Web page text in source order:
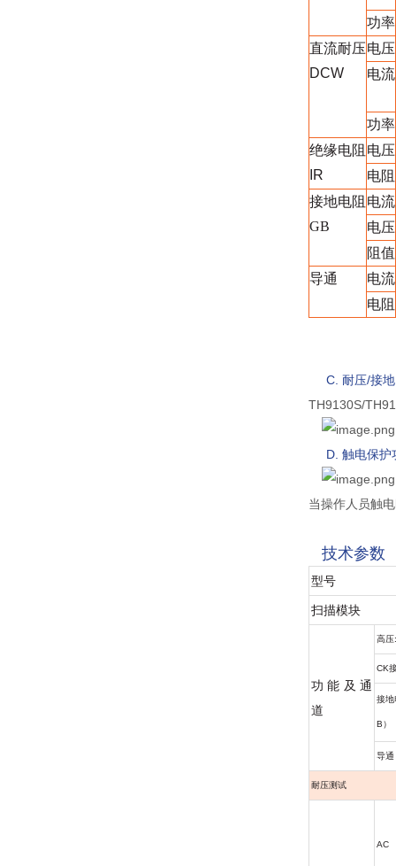
功率
直流耐压
DCW
电压
电流
功率
绝缘电阻
IR
电压
电阻
接地电阻
GB
电流
电压
阻值
导通
电流
电阻
C.耐压/接
TH9130S/
D.触电保护
当操作人员触
技术参数
型号
扫描模块
功能及通
道
高压
CK
接地
B）
导通
耐压测试
AC